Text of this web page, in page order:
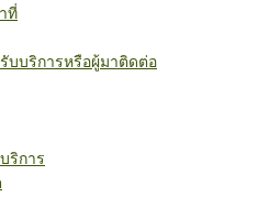
ที่
บบริการหรือผู้มาติดต่อ
ริการ